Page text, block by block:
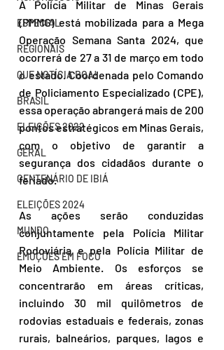
ESPECIAL
REGIONAIS
QUE NOTÍCIA BOA!
BRASIL
ELEIÇÕES 2022
GERAL
CENTENÁRIO DE IBIÁ
ELEIÇÕES 2024
MUNDO
EMOÇÕES EM FOCO
A Polícia Militar de Minas Gerais
(PMMG) está mobilizada para a Mega
Operação Semana Santa 2024, que
ocorrerá de 27 a 31 de março em todo
o estado. Coordenada pelo Comando
de Policiamento Especializado (CPE),
essa operação abrangerá mais de 200
pontos estratégicos em Minas Gerais,
com o objetivo de garantir a
segurança dos cidadãos durante o
feriado.
As ações serão conduzidas
conjuntamente pela Polícia Militar
Rodoviária e pela Polícia Militar de
Meio Ambiente. Os esforços se
concentrarão em áreas críticas,
incluindo 30 mil quilômetros de
rodovias estaduais e federais, zonas
rurais, balneários, parques, lagos e